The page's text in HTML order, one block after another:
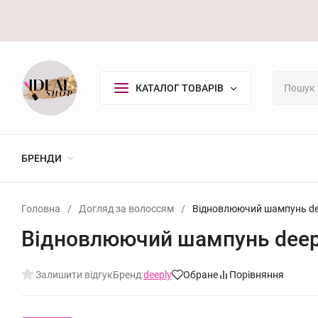
КАТАЛОГ ТОВАРІВ
БРЕНДИ
Головна / Догляд за волоссям / Відновлюючий шампунь
Відновлюючий шампунь
Залишити відгукБренд:deeply Обране Порівняння